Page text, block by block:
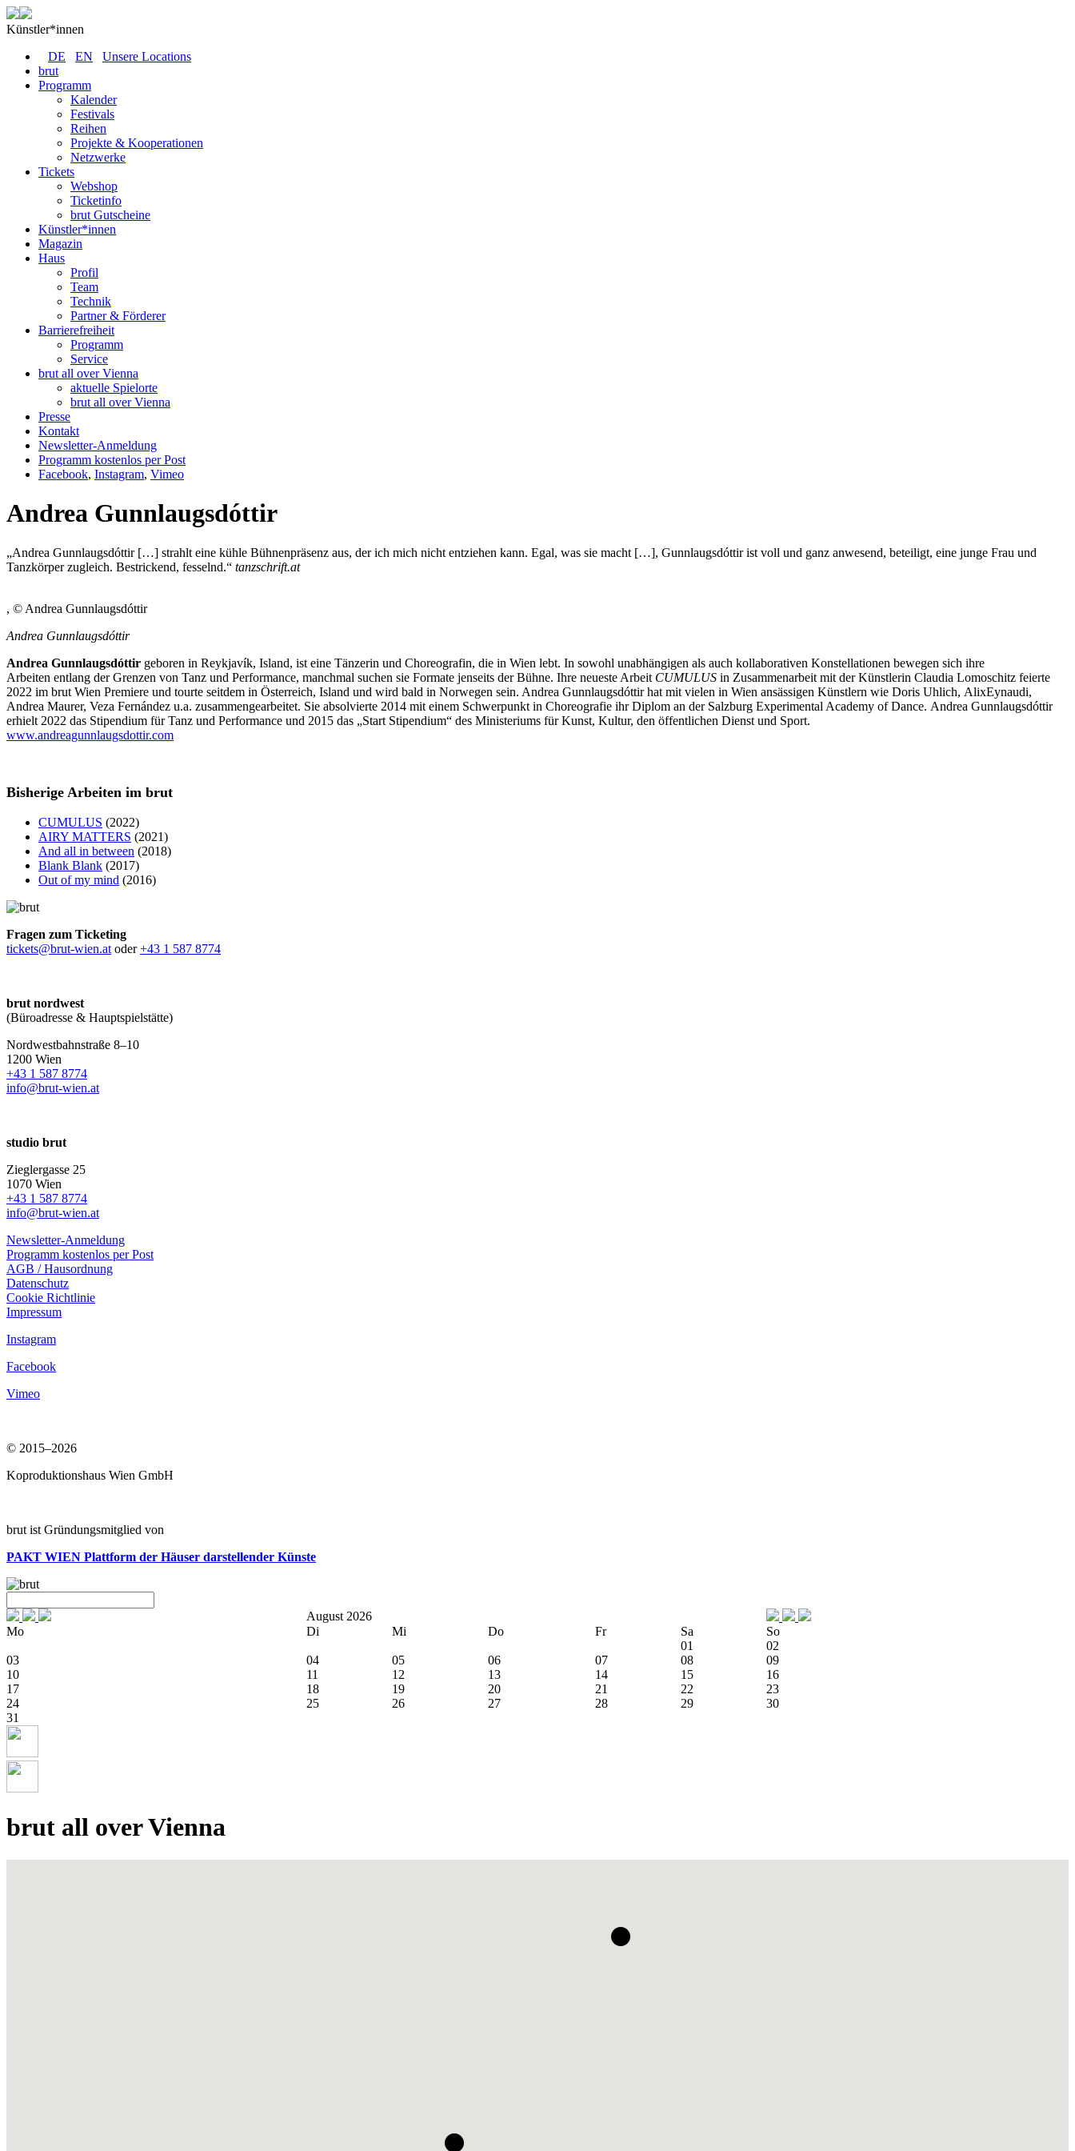
Künstler*innen
DE
EN
Unsere Locations
brut
Programm
Kalender
Festivals
Reihen
Projekte & Kooperationen
Netzwerke
Tickets
Webshop
Ticketinfo
brut Gutscheine
Künstler*innen
Magazin
Haus
Profil
Team
Technik
Partner & Förderer
Barrierefreiheit
Programm
Service
brut all over Vienna
aktuelle Spielorte
brut all over Vienna
Presse
Kontakt
Newsletter-Anmeldung
Programm kostenlos per Post
Facebook, Instagram, Vimeo
Andrea Gunnlaugsdóttir
„Andrea Gunnlaugsdóttir […] strahlt eine kühle Bühnenpräsenz aus, der ich mich nicht entziehen kann. Egal, was sie macht […], Gunnlaugsdóttir ist voll und ganz anwesend, beteiligt, eine junge Frau und
Tanzkörper zugleich. Bestrickend, fesselnd.“ tanzschrift.at
, © Andrea Gunnlaugsdóttir
Andrea Gunnlaugsdóttir
Andrea Gunnlaugsdóttir geboren in Reykjavík, Island, ist eine Tänzerin und Choreografin, die in Wien lebt. In sowohl unabhängigen als auch kollaborativen Konstellationen bewegen sich ihre
Arbeiten entlang der Grenzen von Tanz und Performance, manchmal suchen sie Formate jenseits der Bühne. Ihre neueste Arbeit CUMULUS in Zusammenarbeit mit der Künstlerin Claudia Lomoschitz feierte
2022 im brut Wien Premiere und tourte seitdem in Österreich, Island und wird bald in Norwegen sein. Andrea Gunnlaugsdóttir hat mit vielen in Wien ansässigen Künstlern wie Doris Uhlich, AlixEynaudi,
Andrea Maurer, Veza Fernández u.a. zusammengearbeitet. Sie absolvierte 2014 mit einem Schwerpunkt in Choreografie ihr Diplom an der Salzburg Experimental Academy of Dance. Andrea Gunnlaugsdóttir
erhielt 2022 das Stipendium für Tanz und Performance und 2015 das „Start Stipendium“ des Ministeriums für Kunst, Kultur, den öffentlichen Dienst und Sport.
www.andreagunnlaugsdottir.com
Bisherige Arbeiten im brut
CUMULUS (2022)
AIRY MATTERS (2021)
And all in between (2018)
Blank Blank (2017)
Out of my mind (2016)
Fragen zum Ticketing
tickets@brut-wien.at oder+43 1 587 8774
brut nordwest
(Büroadresse & Hauptspielstätte)
Nordwestbahnstraße 8–10
1200 Wien
+43 1 587 8774
info@brut-wien.at
studio brut
Zieglergasse 25
1070 Wien
+43 1 587 8774
info@brut-wien.at
Newsletter-Anmeldung
Programm kostenlos per Post
AGB / Hausordnung
Datenschutz
Cookie Richtlinie
Impressum
Instagram
Facebook
Vimeo
© 2015–2026
Koproduktionshaus Wien GmbH
brut ist Gründungsmitglied von
PAKT WIEN Plattform der Häuser darstellender Künste
August 2026
Mo
Di Mi Do Fr Sa
So
01
02
03
04 05 06 07 08
09
10
11 12 13 14 15
16
17
18 19 20 21 22
23
24
25 26 27 28 29
30
31
brut all over Vienna